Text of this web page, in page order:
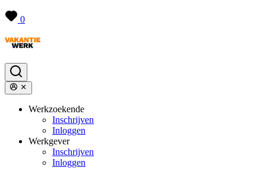
0
Werkzoekende
Inschrijven
Inloggen
Werkgever
Inschrijven
Inloggen